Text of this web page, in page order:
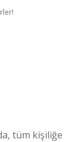
tüm kişiliğe